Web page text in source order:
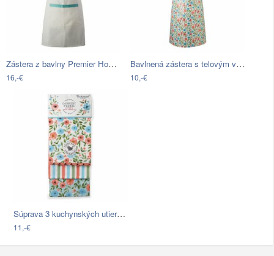
Zástera z bavlny Premier Housewares…
16,-€
Bavlnená zástera s telovým viazaním…
10,-€
Súprava 3 kuchynských utierok Cooksmart…
11,-€